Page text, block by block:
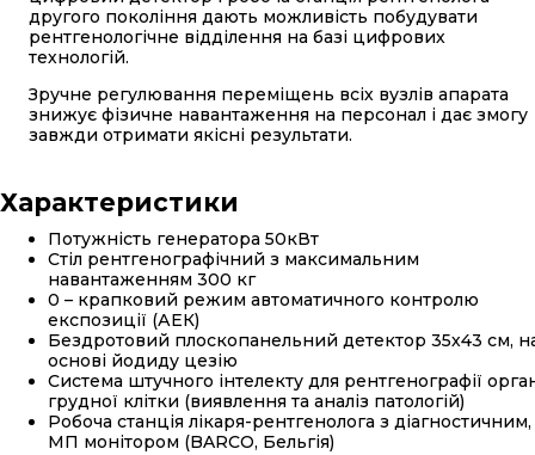
другого покоління дають можливість побудувати
рентгенологічне відділення на базі цифрових
технологій.
Зручне регулювання переміщень всіх вузлів апарата
знижує фізичне навантаження на персонал і дає змогу
завжди отримати якісні результати.
Характеристики
Потужність генератора 50кВт
Стіл рентгенографічний з максимальним
навантаженням 300 кг
0 – крапковий режим автоматичного контролю
експозиції (АЕК)
Бездротовий плоскопанельний детектор 35х43 см,
основі йодиду цезію
Система штучного інтелекту для рентгенографії
грудної клітки (виявлення та аналіз патологій)
Робоча станція лікаря-рентгенолога з
МП монітором (BARCO, Бельгія)